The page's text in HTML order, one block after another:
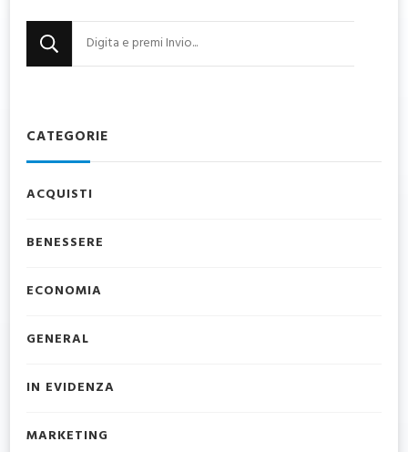
Cerchi
qualcosa?
CATEGORIE
ACQUISTI
BENESSERE
ECONOMIA
GENERAL
IN EVIDENZA
MARKETING